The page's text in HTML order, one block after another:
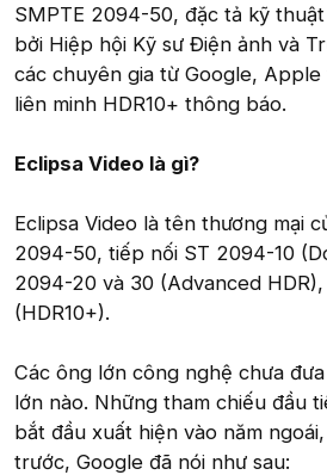
SMPTE 2094-50, đặc tả kỹ
bởi Hiệp hội Kỹ sư Điện ảnh và
các chuyên gia từ Google, Apple
liên minh HDR10+ thông báo.
Eclipsa Video là gì?
Eclipsa Video là tên thương mại
2094-50, tiếp nối ST 2094-10
2094-20 và 30 (Advanced
(HDR10+).
Các ông lớn công nghệ chưa
lớn nào. Những tham chiếu đầu
bắt đầu xuất hiện vào năm
trước, Google đã nói như sau: